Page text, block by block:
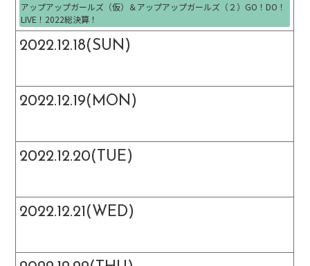
アップアップガールズ（仮）＆アップアップガールズ（２）GO！DO！
LIVE！2022総決算！
2022.12.18(SUN)
2022.12.19(MON)
2022.12.20(TUE)
2022.12.21(WED)